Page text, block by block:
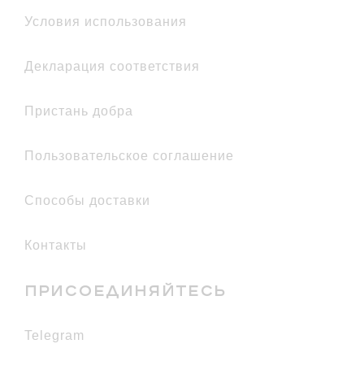
условия использования
декларация соответствия
Пристань добра
Пользовательское соглашение
Способы доставки
Контакты
ПРИСОЕДИНЯЙТЕСЬ
telegram